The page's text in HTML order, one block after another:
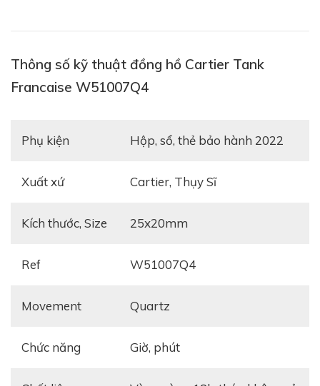
Thông số kỹ thuật đồng hồ Cartier Tank
Francaise W51007Q4
Phụ kiện Hộp, sổ, thẻ bảo hành 2022
Xuất xứ Cartier, Thụy Sĩ
Kích thước, Size 25x20mm
Ref W51007Q4
Movement Quartz
Chức năng giờ, phút